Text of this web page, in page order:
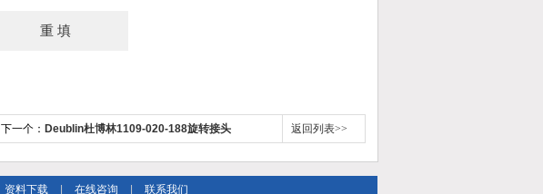
下一个： Deublin杜博林1109-020-188旋转接头 返回列表>>
资料下载 在线咨询 联系我们